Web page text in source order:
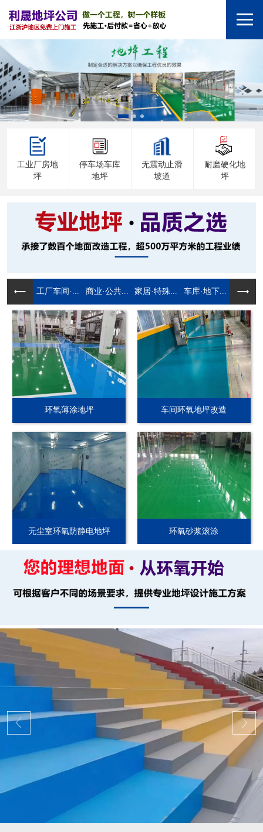
工业厂房地
坪
停车场车库
地坪
无震动止滑
坡道
耐磨硬化地
坪
工厂车间·... 商业·公共... 家居·特殊... 车库·地下...
环氧薄涂地坪 车间环氧地坪改造
无尘室环氧防静电地坪 环氧砂浆滚涂